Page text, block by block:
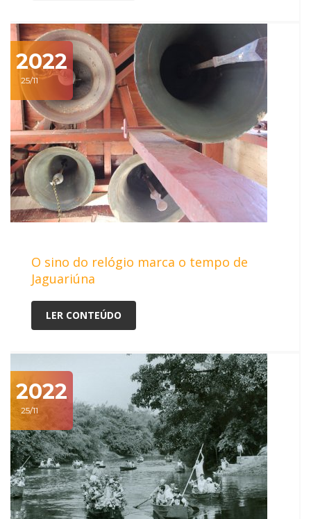
2022
25/11
O sino do relógio marca o tempo de
Jaguariúna
LER CONTEÚDO
2022
25/11